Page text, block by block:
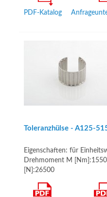
PDF-Katalog
Toleranzhülse - A125-
Eigenschaften: für
Drehmoment M
[N]:26500